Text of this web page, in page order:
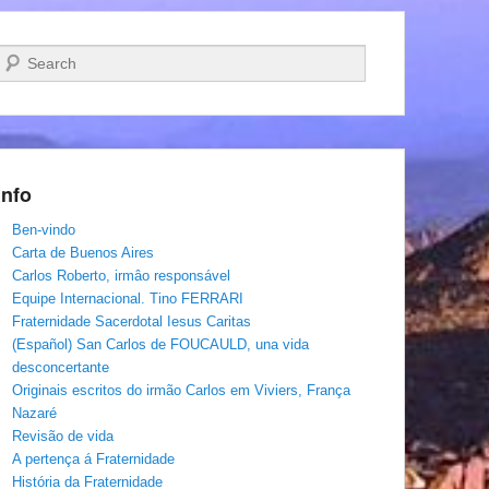
Pesquisar…
Ben-vindo
Carta de Buenos Aires
Carlos Roberto, irmâo responsável
Equipe Internacional. Tino FERRARI
Fraternidade Sacerdotal Iesus Caritas
(Español) San Carlos de FOUCAULD, una vida
desconcertante
Originais escritos do irmão Carlos em Viviers, França
Nazaré
Revisão de vida
A pertença á Fraternidade
História da Fraternidade